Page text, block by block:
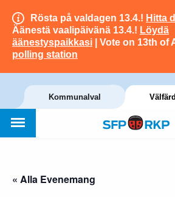
Rösta på valdagen 13.4.! Hitta
Äänestä vaalipäivänä 13.4.! Löydä
äänestyspaikkasi | Vote on 13th of
polling station
Kommunalval
« Alla Evenemang